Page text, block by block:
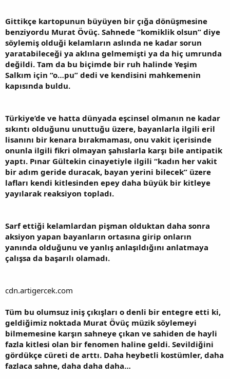
Gittikçe kartopunun büyüyen bir çığa dönüşmesine
benziyordu Murat Övüç. Sahnede “komiklik olsun” diye
söylemiş olduği kelamların aslında ne kadar sorun
yaratabileceği ya aklına gelmemişti ya da hiç umrunda
değildi. Tam da bu biçimde bir ruh halinde Yeşim
Salkım için “o…pu” dedi ve kendisini mahkemenin
kapısında buldu.
Türkiye’de ve hatta dünyada eşcinsel olmanın ne kadar
sıkıntı olduğunu unuttuğu üzere, bayanlarla ilgili eril
lisanını bir kenara bırakmaması, onu vakit içerisinde
onunla ilgili fikri olmayan şahıslarla karşı bile antipatik
yaptı. Pınar Gültekin cinayetiyle ilgili “kadın her vakit
bir adım geride duracak, bayan yerini bilecek” üzere
lafları kendi kitlesinden epey daha büyük bir kitleye
yayılarak reaksiyon topladı.
Sarf ettiği kelamlardan pişman olduktan daha sonra
aksiyon yapan bayanların ortasına girip onların
yanında olduğunu ve yanlış anlaşıldığını anlatmaya
çalışsa da başarılı olamadı.
cdn.artigercek.com
Tüm bu olumsuz iniş çıkışları o denli bir entegre etti ki,
geldiğimiz noktada Murat Övüç müzik söylemeyi
bilmemesine karşın sahneye çıkan ve sahiden de hayli
fazla kitlesi olan bir fenomen haline geldi. Sevildiğini
gördükçe cüreti de arttı. Daha heybetli kostümler, daha
fazlaca sahne, daha daha daha…